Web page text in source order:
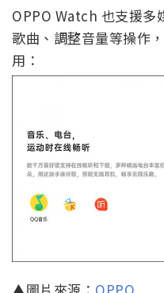
OPPO Watch 也支援多
歌曲、調整音量等操作
用：